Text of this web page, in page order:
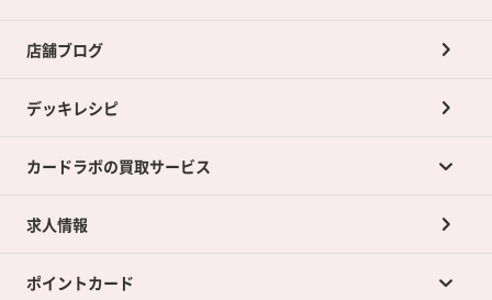
店舗ブログ
デッキレシピ
カードラボの買取サービス
カードラボの買取サービスTOP
店舗買取について
求人情報
ポイントカード